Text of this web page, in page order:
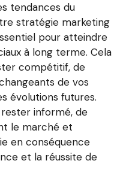
tendances du
stratégie marketing
pour atteindre
à long terme. Cela
compétitif, de
de vos
évolutions futures.
rester informé, de
le marché et
en conséquence
et la réussite de